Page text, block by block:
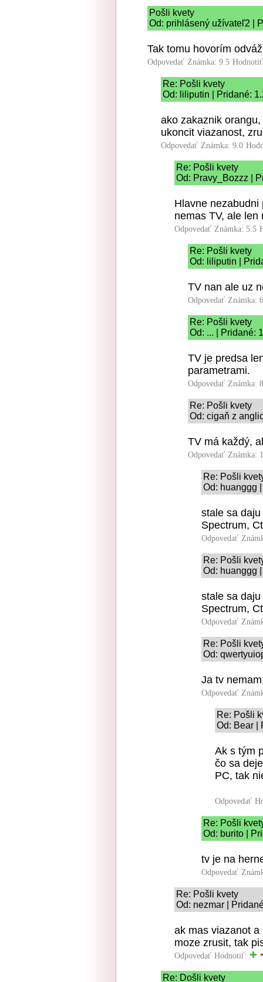
Pošli kvety
Od: prihlásený užívateľ2 |
Tak tomu hovorím
Odpovedať Známka: 9.5
Re: Pošli kvety
Od: liliputin | Pridané:
ako zakaznik
ukoncit viazanost,
Odpovedať Známka: 9.0
Re: Pošli kvety
Od: Pravy_Bozzz |
Hlavne
nemas TV, ale
Odpovedať Známka: 5.5
Re: Pošli kvety
Od: liliputin |
TV nan ale uz
Odpovedať Známka:
Re: Pošli kvety
Od: ... | Pridané:
TV je predsa
parametrami.
Odpovedať Známka:
Re: Pošli kvety
Od: cigaň z
TV má každý,
Odpovedať Známka:
Re: Pošli
Od: huanggg
stale sa
Spectrum,
Odpovedať
Re: Pošli
Od: huanggg
stale sa
Spectrum,
Odpovedať
Re: Pošli
Od:
Ja tv
Odpovedať
Re: Pošli
Od: Bear |
Ak s tým
čo sa
PC, tak
Odpovedať
Re: Pošli
Od: burito |
tv je na
Odpovedať
Re: Pošli kvety
Od: nezmar |
ak mas viazanot
moze zrusit, tak
Odpovedať Hodnotiť:
Re: Došli kvety